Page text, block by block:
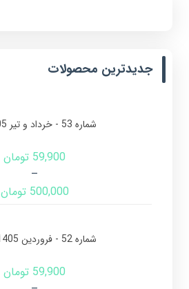
جدیدترین محصولات
شماره 53 - خرداد و تیر 1405
59,900 تومان
–
500,000 تومان
شماره 52 - فروردین 1405
59,900 تومان